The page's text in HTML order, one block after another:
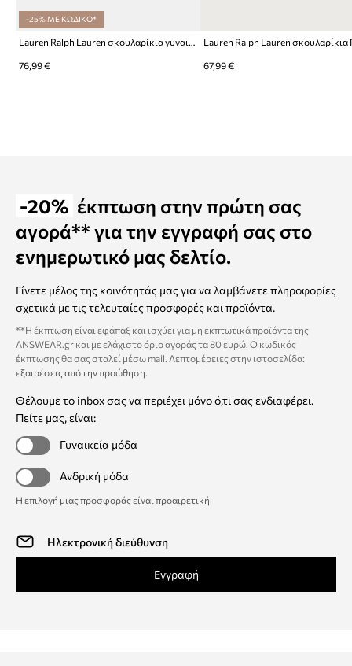
-25% ΜΕ ΚΩΔΙΚΟ*
Lauren Ralph Lauren σκουλαρίκια γυναικεία ζιργκόν EMMYLOU
76,99 € 67,99 €
-20% έκπτωση στην πρώτη σας
αγορά** για την εγγραφή σας στο
ενημερωτικό μας δελτίο.
Γίνετε μέλος της κοινότητάς μας για να λαμβάνετε πληροφορίες
σχετικά με τις τελευταίες προσφορές και προϊόντα.
**Η έκπτωση είναι εφάπαξ και ισχύει για μη εκπτωτικά προϊόντα της
ANSWEAR.gr και με ελάχιστο όριο αγοράς τα 80 ευρώ. Ο κωδικός
έκπτωσης θα σας σταλεί μέσω mail. Λεπτομέρειες στην ιστοσελίδα:
εξαιρέσεις από την προώθηση.
Θέλουμε το inbox σας να περιέχει μόνο ό,τι σας ενδιαφέρει.
Πείτε μας, είναι:
Γυναικεία μόδα
Ανδρική μόδα
Η επιλογή μιας προσφοράς είναι προαιρετική
Εγγραφή